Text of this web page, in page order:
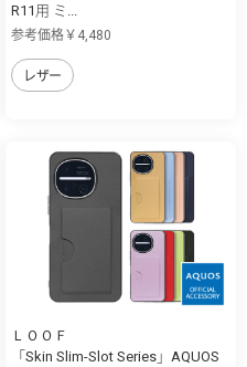
R11用 ミ...
参考価格￥4,480
レザー
ＬＯＯＦ
「Skin Slim-Slot Series」AQUOS